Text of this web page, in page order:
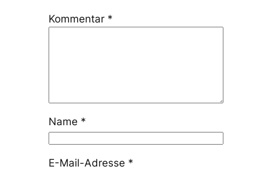
Kommentar *
Name *
E-Mail-Adresse *